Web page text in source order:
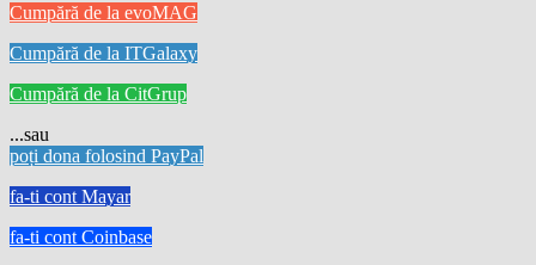
Cumpără de la evoMAG
Cumpără de la ITGalaxy
Cumpără de la CitGrup
...sau
poți dona folosind PayPal
fa-ti cont Mayar
fa-ti cont Coinbase